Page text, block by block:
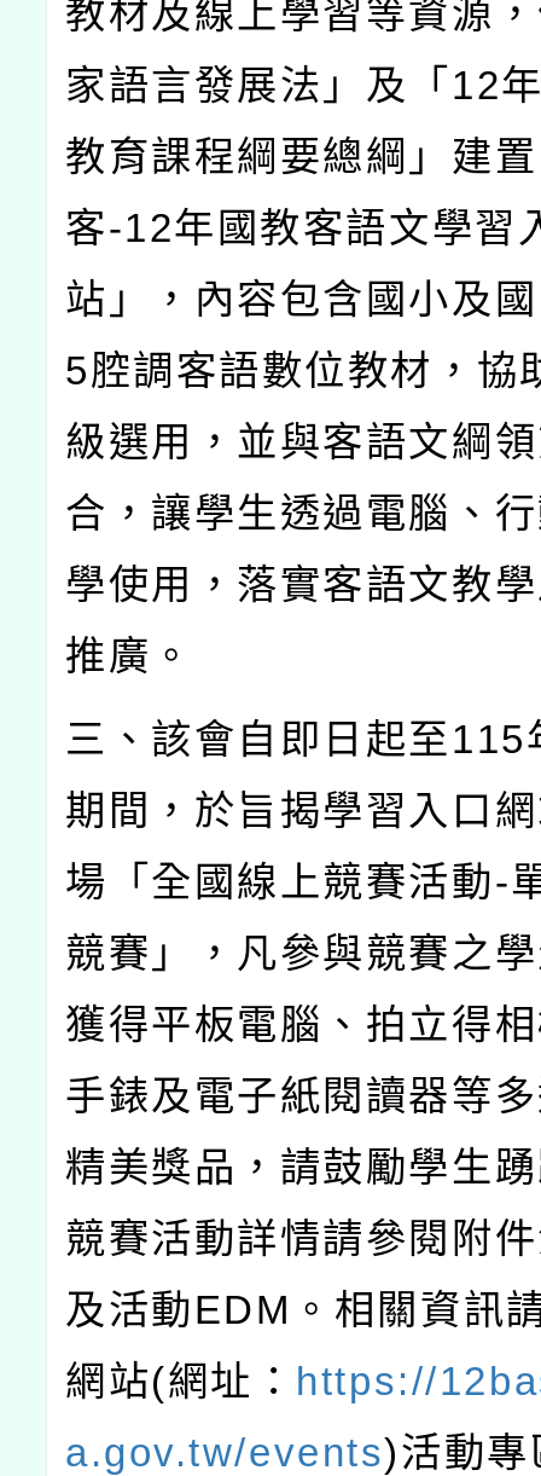
教材及線上學習等資源
家語言發展法」及「 12
教育課程綱要總綱」建
客-12年國教客語文學習
站」，內容包含國小及
5腔調客語數位教材，協
級選用，並與客語文綱
合，讓學生透過電腦、
學使用，落實客語文教
推廣。
三、該會自即日起至115
期間，於旨揭學習入口
場「全國線上競賽活動-
競賽」，凡參與競賽之
獲得平板電腦、拍立得
手錶及電子紙閱讀器等
精美獎品，請鼓勵學生
競賽活動詳情請參閱附
及活動EDM 。相關資訊
網站(網址： https://
a.gov.tw/events)活動